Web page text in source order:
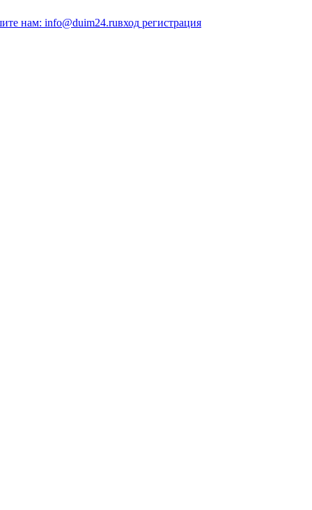
нам: info@duim24.ruвход регистрация